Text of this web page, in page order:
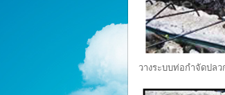
วางระบบท่อกำจัดปล